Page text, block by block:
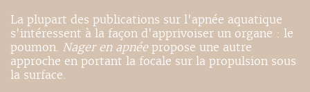
La plupart des publications sur l'apnée aquatique
s'intéressent à la façon d'apprivoiser un organe : le
poumon. Nager en apnéepropose une autre
approche en portant la focale sur la propulsion sous
la surface.